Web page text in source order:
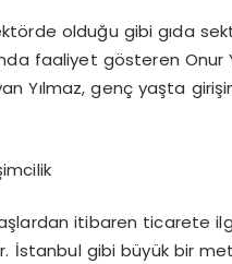
olduğu gibi gıda
faaliyet gösteren Onur
Yılmaz, genç yaşta
itibaren ticarete
İstanbul gibi büyük bir